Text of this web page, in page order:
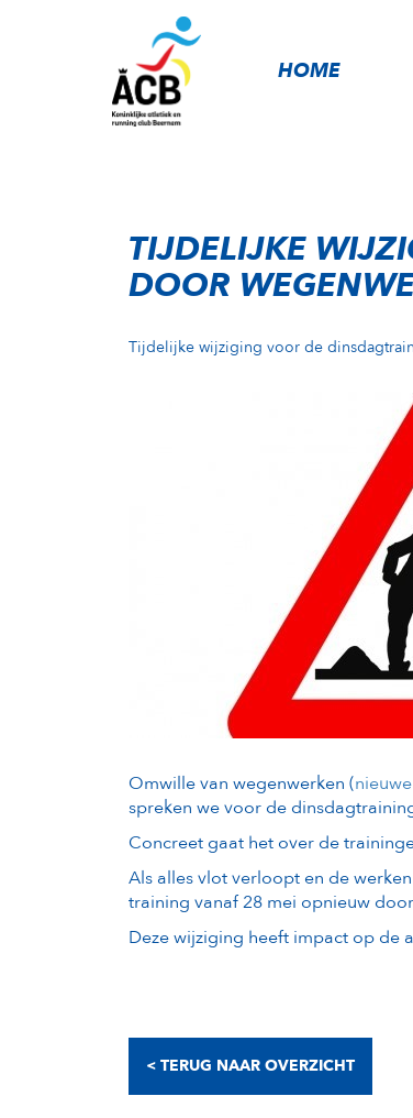
HOME
TIJDELIJKE
DOOR
Tijdelijke wijziging voor de
Omwille van wegenwerken (
spreken we voor de
Concreet gaat het over de
Als alles vlot verloopt en de
training vanaf 28 mei opnieuw
Deze wijziging heeft impact op de
< TERUG NAAR OVERZICHT